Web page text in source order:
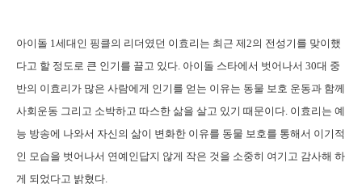
아이돌 1세대인 핑클의 리더였던 이효리는 최근 제2의 전성기를 맞이했
다고 할 정도로 큰 인기를 끌고 있다. 아이돌 스타에서 벗어나서 30대 중
반의 이효리가 많은 사람에게 인기를 얻는 이유는 동물 보호 운동과 함께
사회운동 그리고 소박하고 따스한 삶을 살고 있기 때문이다. 이효리는 예
능 방송에 나와서 자신의 삶이 변화한 이유를 동물 보호를 통해서 이기적
인 모습을 벗어나서 연예인답지 않게 작은 것을 소중히 여기고 감사해 하
게 되었다고 밝혔다.